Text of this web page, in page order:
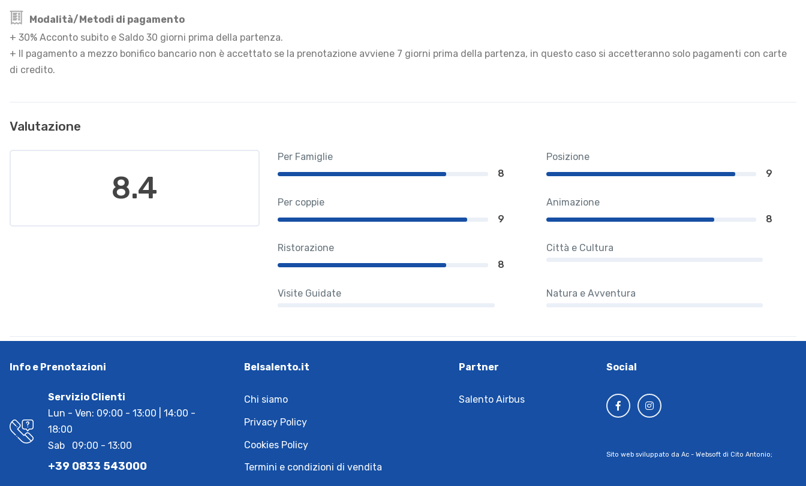
Modalità/Metodi di pagamento
+ 30% Acconto subito e Saldo 30 giorni prima della partenza.
+ Il pagamento a mezzo bonifico bancario non è accettato se la prenotazione avviene 7 giorni prima della partenza, in questo caso si accetteranno solo pagamenti con carte
di credito.
Valutazione
8.4
Per Famiglie
8
Posizione
9
Per coppie
9
Animazione
8
Ristorazione
8
Città e Cultura
Visite Guidate Natura e Avventura
Info e Prenotazioni
Servizio Clienti
Lun - Ven: 09:00 - 13:00 | 14:00 -
18:00
Sab 09:00 - 13:00
+39 0833 543000
Belsalento.it
Chi siamo
Privacy Policy
Cookies Policy
Termini e condizioni di vendita
Partner
Salento Airbus
Social
Sito web sviluppato da Ac - Websoft di Cito Antonio;